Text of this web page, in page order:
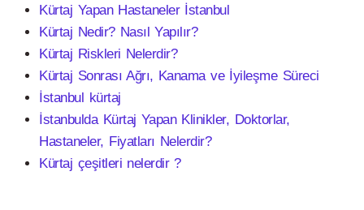
Kürtaj Yapan Hastaneler İstanbul
Kürtaj Nedir? Nasıl Yapılır?
Kürtaj Riskleri Nelerdir?
Kürtaj Sonrası Ağrı, Kanama ve İyileşme Süreci
İstanbul kürtaj
İstanbulda Kürtaj Yapan Klinikler, Doktorlar,
Hastaneler, Fiyatları Nelerdir?
Kürtaj çeşitleri nelerdir ?